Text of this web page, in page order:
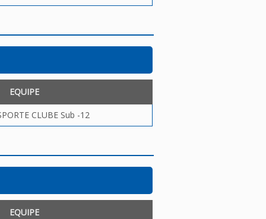
EQUIPE
CLUBE Sub -12
EQUIPE